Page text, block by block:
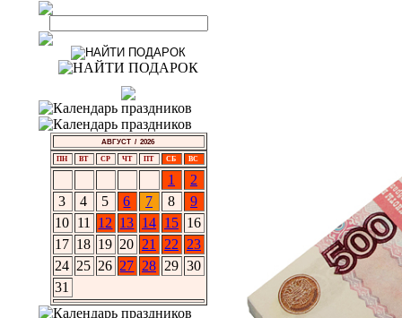
АВГУСТ / 2026
ПН ВТ СР ЧТ ПТ СБ ВС
1
2
3
4 5 6 7 8
9
10 11 12 13 14 15 16
17 18 19 20 21 22
23
24 25 26 27 28 29 30
31